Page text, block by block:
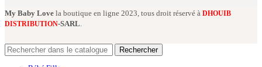
My Baby Love la boutique en ligne 2023, tous droit réservé à DHOUIB
DISTRIBUTION-SARL
Rechercher